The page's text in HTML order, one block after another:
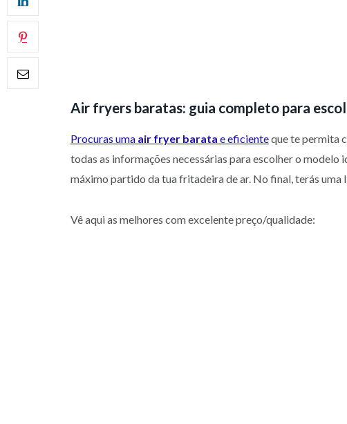
Air fryers baratas: guia completo para
Procuras uma air fryer barata e eficienteque te permita
todas as informações necessárias para escolher o
máximo partido da tua fritadeira de ar. No final, terás
Vê aqui as melhores com excelente preço/qualidade: